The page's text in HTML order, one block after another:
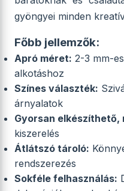
gyöngyei minden
Főbb jellemzők:
Apró méret: 2-3 mm-
alkotáshoz
Színes választék:
árnyalatok
Gyorsan elkészíthető,
kiszerelés
Átlátszó tároló:
rendszerezés
Sokféle felhasználás: